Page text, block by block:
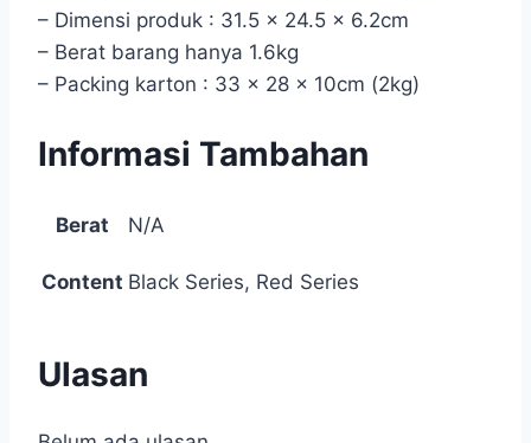
– Dimensi produk : 31.5 x 24.5 x 6.2cm
– Berat barang hanya 1.6kg
– Packing karton : 33 x 28 x 10cm (2kg)
Informasi Tambahan
Berat N/A
Content Black Series, Red Series
Ulasan